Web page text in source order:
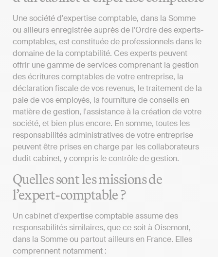
Une société d'expertise comptable, dans la Somme
ou ailleurs enregistrée auprès de l'Ordre des experts-
comptables, est constituée de professionnels dans le
domaine de la comptabilité. Ces experts peuvent
offrir une gamme de services comprenant la gestion
des écritures comptables de votre entreprise, la
déclaration fiscale de vos revenus, le traitement de la
paie de vos employés, la fourniture de conseils en
matière de gestion, l'assistance à la création de votre
société, et bien plus encore. En somme, toutes les
responsabilités administratives de votre entreprise
peuvent être prises en charge par les collaborateurs
dudit cabinet, y compris le contrôle de gestion.
Quelles sont les missions de
l’expert-comptable ?
Un cabinet d'expertise comptable assume des
responsabilités similaires, que ce soit à Oisemont,
dans la Somme ou partout ailleurs en France. Elles
comprennent notamment :